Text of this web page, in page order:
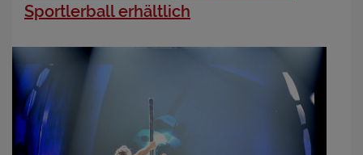
Sportlerball erhältlich